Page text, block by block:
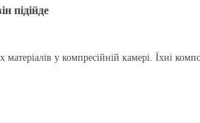
підійде
у компресійній камері. Їхні